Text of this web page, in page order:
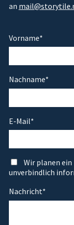
an
Vorname*
Nachname*
E-Mail*
Wir planen ein
unverbindlich
Nachricht*